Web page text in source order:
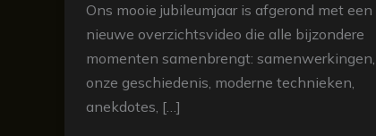
Ons mooie jubileumjaar is afgerond met een
nieuwe overzichtsvideo die alle bijzondere
momenten samenbrengt: samenwerkingen,
onze geschiedenis, moderne technieken,
anekdotes, […]